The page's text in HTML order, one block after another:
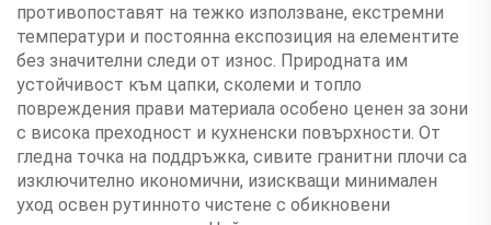
противопоставят на тежко използване, екстремни
температури и постоянна експозиция на елементите
без значителни следи от износ. Природната им
устойчивост към цапки, сколеми и топло
повреждения прави материала особено ценен за зони
с висока преходност и кухненски повърхности. От
гледна точка на поддръжка, сивите гранитни плочи са
изключително икономични, изискващи минимален
уход освен рутинното чистене с обикновени